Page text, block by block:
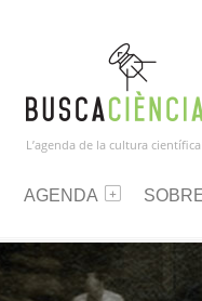
L’agenda de la cultura científica
AGENDA